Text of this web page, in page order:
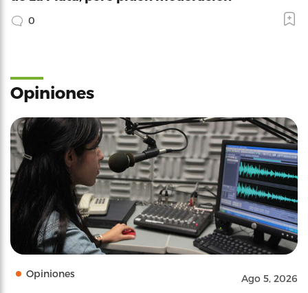
0
Opiniones
Opiniones Ago 5, 2026